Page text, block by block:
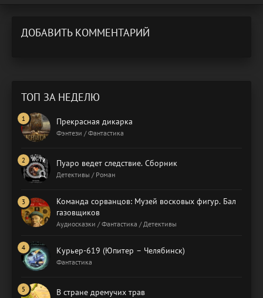
ДОБАВИТЬ КОММЕНТАРИЙ
ТОП ЗА НЕДЕЛЮ
Прекрасная дикарка
Фэнтези / Фантастика
Пуаро ведет следствие. Сборник
Детективы / Роман
Команда сорванцов: Музей восковых фигур. Бал
газовщиков
Аудиосказки / Фантастика / Детективы
Курьер-619 (Юпитер – Челябинск)
Фантастика
В стране дремучих трав